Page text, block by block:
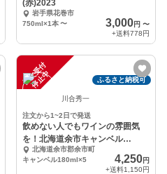
(赤)2023
岩手県花巻市
750ml×1本 〜 3,000円 〜
+送料778円
注
文
受
付
停
止
中 ふるさと納税可
川合秀一
注文から1~2日で発送
飲めない人でもワインの雰囲気
を！北海道余市キャンベル
180ml5本セット
北海道余市郡余市町
キャンベル180ml×5
4,250円
+送料1,150円